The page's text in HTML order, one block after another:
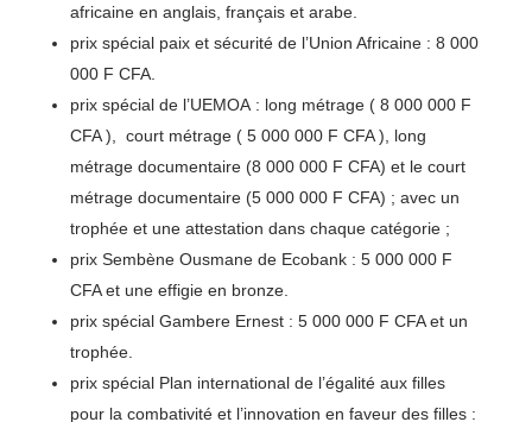
africaine en anglais, français et arabe.
prix spécial paix et sécurité de l’Union Africaine : 8 000
000 F CFA.
prix spécial de l’UEMOA : long métrage ( 8 000 000 F
CFA ), court métrage ( 5 000 000 F CFA ), long
métrage documentaire (8 000 000 F CFA) et le court
métrage documentaire (5 000 000 F CFA) ; avec un
trophée et une attestation dans chaque catégorie ;
prix Sembène Ousmane de Ecobank : 5 000 000 F
CFA et une effigie en bronze.
prix spécial Gambere Ernest : 5 000 000 F CFA et un
trophée.
prix spécial Plan international de l’égalité aux filles
pour la combativité et l’innovation en faveur des filles :